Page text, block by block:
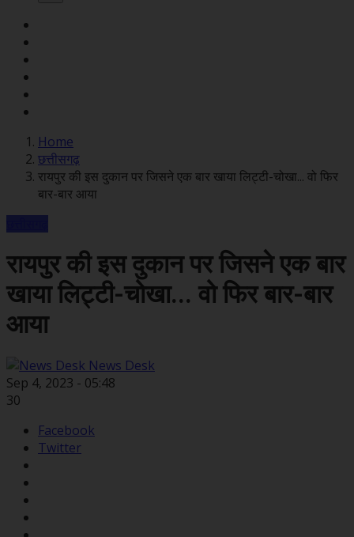
Home
छत्तीसगढ़
रायपुर की इस दुकान पर जिसने एक बार खाया लिट्टी-चोखा... वो फिर
बार-बार आया
रायपुर की इस दुकान पर जिसने एक बार
खाया लिट्टी-चोखा... वो फिर बार-बार
आया
News Desk
Sep 4, 2023 - 05:48
30
Facebook
Twitter